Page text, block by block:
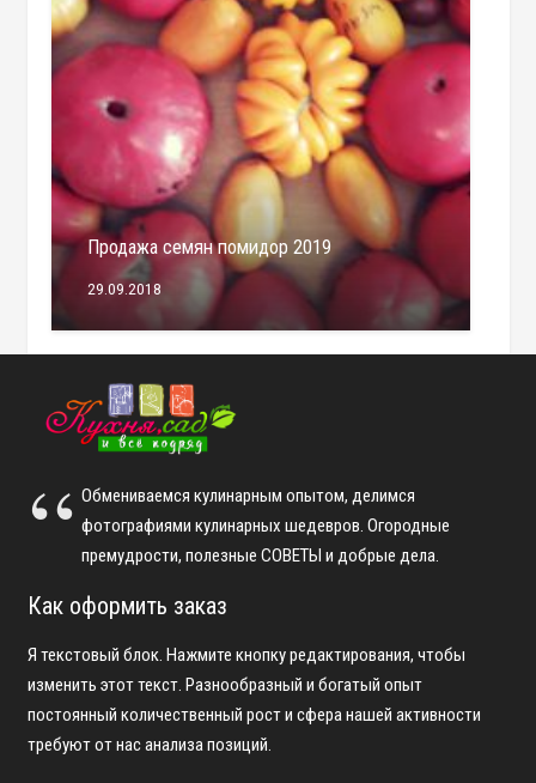
Продажа семян помидор 2019
29.09.2018
Обмениваемся кулинарным опытом, делимся
фотографиями кулинарных шедевров. Огородные
премудрости, полезные СОВЕТЫ и добрые дела.
Как оформить заказ
Я текстовый блок. Нажмите кнопку редактирования, чтобы
изменить этот текст. Разнообразный и богатый опыт
постоянный количественный рост и сфера нашей активности
требуют от нас анализа позиций.